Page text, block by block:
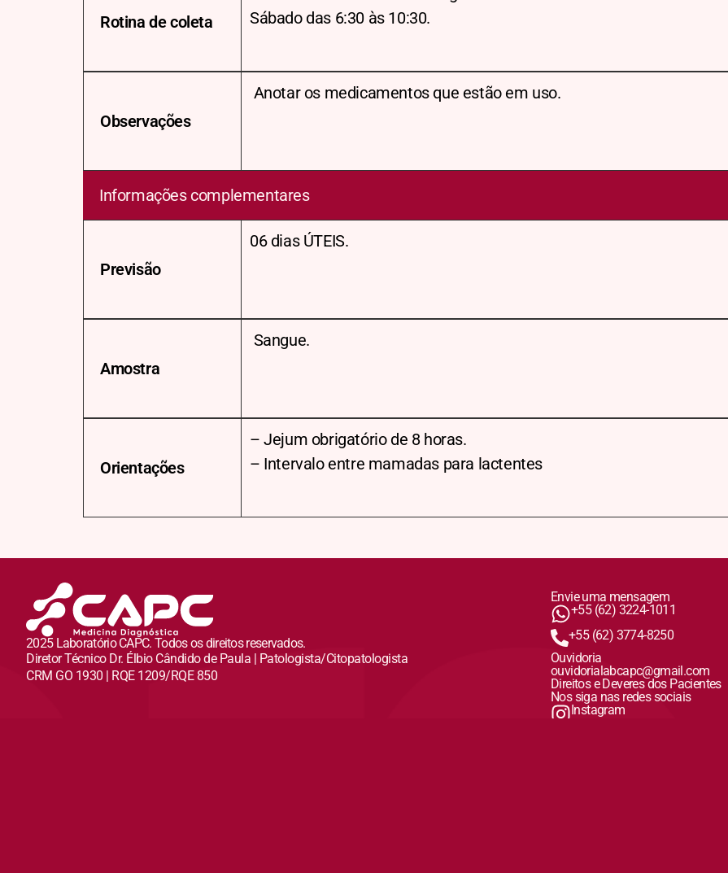
Rotina de coleta
Sábado das 6:30 às 10:30.
Observações
Anotar os medicamentos que estão em uso.
Informações complementares
Previsão
06 dias ÚTEIS.
Amostra
Sangue.
Orientações
– Jejum obrigatório de 8 horas.
– Intervalo entre mamadas para lactentes
2025 Laboratório CAPC. Todos os direitos reservados.
Diretor Técnico Dr. Élbio Cândido de Paula | Patologista/Citopatologista
CRM GO 1930 | RQE 1209/RQE 850
Envie uma mensagem
+55 (62) 3224-1011
+55 (62) 3774-8250
Ouvidoria
ouvidorialabcapc@gmail.com
Direitos e Deveres dos Pacientes
Nos siga nas redes sociais
Instagram